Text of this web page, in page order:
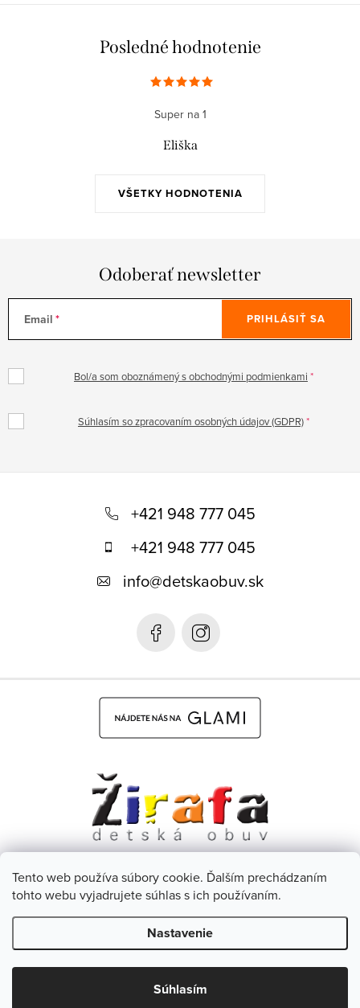
Tento web používa súbory cookie. Ďalším prechádzaním
tohto webu vyjadrujete súhlas s ich používaním.
Nastavenie
Súhlasím
Posledné hodnotenie
VŠETKY HODNOTENIA
Super na 1
Eliška
Odoberať newsletter
Email
Bol/a som oboznámený s obchodnými podmienkami
Súhlasím so zpracovaním osobných údajov (GDPR)
PRIHLÁSIŤ SA
+421 948 777 045
+421 948 777 045
info@detskaobuv.sk
Dětská obuv Žirafa - CZ Facebook
Copyright 2026Žirafa Detská obuv. Všetky práva vyhradené.
Upraviť nastavenie cookies
Zľava 5 % na prvý